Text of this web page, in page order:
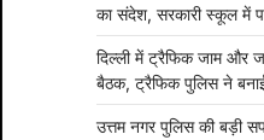
का संदेश, सरकारी स्कूल में
दिल्ली में ट्रैफिक जाम और
बैठक, ट्रैफिक पुलिस ने
उत्तम नगर पुलिस की बड़ी